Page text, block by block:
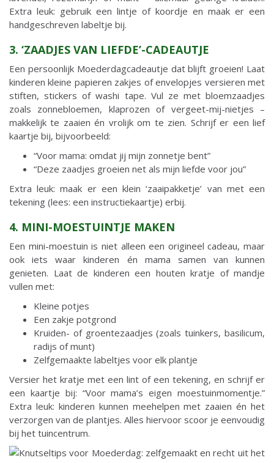
Extra leuk: gebruik een lintje of koordje en maak er een
handgeschreven labeltje bij.
3. ‘ZAADJES VAN LIEFDE’-CADEAUTJE
Een persoonlijk Moederdagcadeautje dat blijft groeien! Laat
kinderen kleine papieren zakjes of envelopjes versieren met
stiften, stickers of washi tape. Vul ze met bloemzaadjes
zoals zonnebloemen, klaprozen of vergeet-mij-nietjes –
makkelijk te zaaien én vrolijk om te zien. Schrijf er een lief
kaartje bij, bijvoorbeeld:
“Voor mama: omdat jij mijn zonnetje bent”
“Deze zaadjes groeien net als mijn liefde voor jou”
Extra leuk: maak er een klein ‘zaaipakketje’ van met een
tekening (lees: een instructiekaartje) erbij.
4. MINI-MOESTUINTJE MAKEN
Een mini-moestuin is niet alleen een origineel cadeau, maar
ook iets waar kinderen én mama samen van kunnen
genieten. Laat de kinderen een houten kratje of mandje
vullen met:
Kleine potjes
Een zakje potgrond
Kruiden- of groentezaadjes (zoals tuinkers, basilicum,
radijs of munt)
Zelfgemaakte labeltjes voor elk plantje
Versier het kratje met een lint of een tekening, en schrijf er
een kaartje bij: “Voor mama’s eigen moestuinmomentje.”
Extra leuk: kinderen kunnen meehelpen met zaaien én het
verzorgen van de plantjes. Alles hiervoor scoor je eenvoudig
bij het tuincentrum.